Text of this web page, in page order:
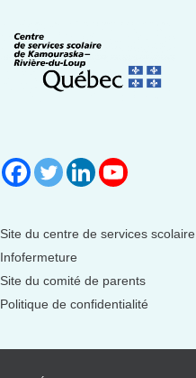
Site du centre de services scolaire
Infofermeture
Site du comité de parents
Politique de confidentialité